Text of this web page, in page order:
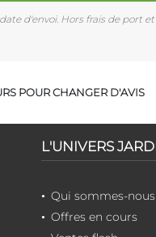
d'envoi. Hors frais de port
POUR CHANGER D'AVIS
L'UNIVERS
Qui sommes-nous
Offres en cours